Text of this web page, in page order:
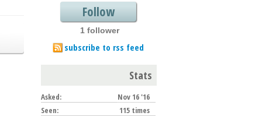
Follow
1 follower
subscribe to rss feed
Stats
Asked:
Nov 16 '16
Seen:
115 times